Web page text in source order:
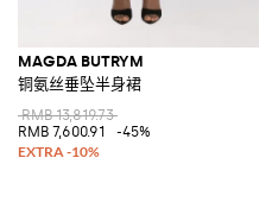
MAGDA BUTRYM
铜氨丝垂坠半身裙
RMB 13,819.73
RMB 7,600.91
-45%